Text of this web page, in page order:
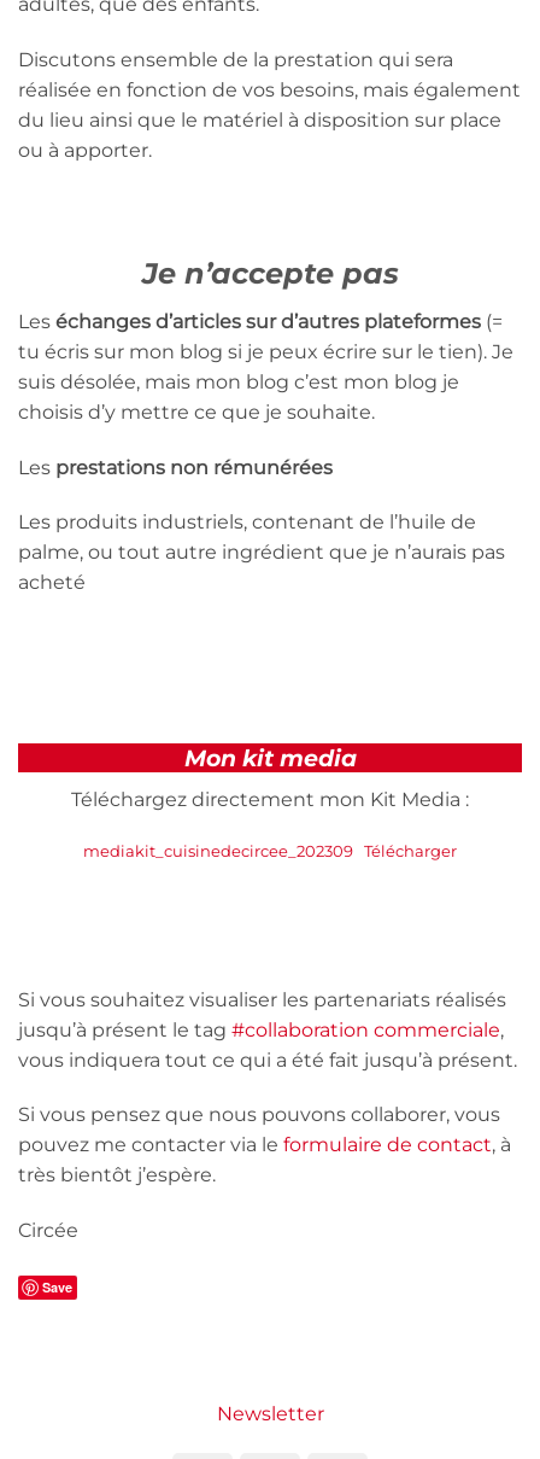
Discutons ensemble de la prestation qui sera
réalisée en fonction de vos besoins, mais également
du lieu ainsi que le matériel à disposition sur place
ou à apporter.
Je n’accepte pas
Les échanges d’articles sur d’autres plateformes (=
tu écris sur mon blog si je peux écrire sur le tien). Je
suis désolée, mais mon blog c’est mon blog je
choisis d’y mettre ce que je souhaite.
Les prestations non rémunérées
Les produits industriels, contenant de l’huile de
palme, ou tout autre ingrédient que je n’aurais pas
acheté
Mon kit media
Téléchargez directement mon Kit Media :
mediakit_cuisinedecircee_202309 Télécharger
Si vous souhaitez visualiser les partenariats réalisés
jusqu’à présent le tag #collaboration commerciale,
vous indiquera tout ce qui a été fait jusqu’à présent.
Si vous pensez que nous pouvons collaborer, vous
pouvez me contacter via le formulaire de contact, à
très bientôt j’espère.
Circée
Save
Newsletter